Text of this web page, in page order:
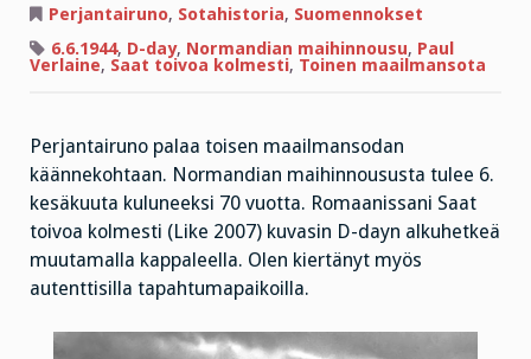
laukaisi
maihinnousun:
400.000
kuoli
tai
Perjantairuno, Sotahistoria, Suomennokset
6.6.1944, D-day, Normandian maihinnousu, Paul
Verlaine, Saat toivoa kolmesti, Toinen maailmansota
Perjantairuno palaa toisen maailmansodan
käännekohtaan. Normandian maihinnoususta tulee 6.
kesäkuuta kuluneeksi 70 vuotta. Romaanissani Saat
toivoa kolmesti (Like 2007) kuvasin D-dayn alkuhetkeä
muutamalla kappaleella. Olen kiertänyt myös
autenttisilla tapahtumapaikoilla.